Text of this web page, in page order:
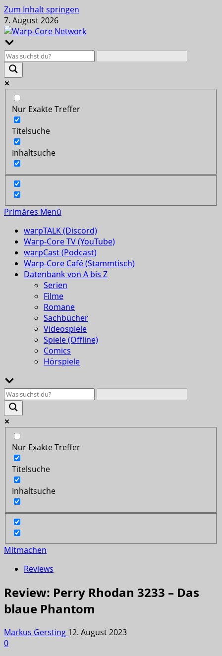
Zum Inhalt springen
7. August 2026
Nur Exakte Treffer
Titelsuche
Inhaltsuche
Primäres Menü
warpTALK (Discord)
Warp-Core TV (YouTube)
warpCast (Podcast)
Warp-Core Café (Stammtisch)
Datenbank von A bis Z
Serien
Filme
Romane
Sachbücher
Videospiele
Spiele (Offline)
Comics
Hörspiele
Nur Exakte Treffer
Titelsuche
Inhaltsuche
Mitmachen
Reviews
Review: Perry Rhodan 3233 – Das
blaue Phantom
Markus Gersting 12. August 2023
0